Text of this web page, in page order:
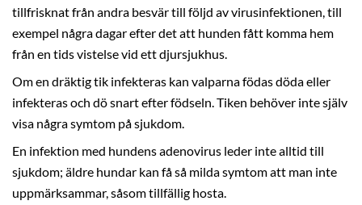
tillfrisknat från andra besvär till följd av virusinfektionen, till
exempel några dagar efter det att hunden fått komma hem
från en tids vistelse vid ett djursjukhus.
Om en dräktig tik infekteras kan valparna födas döda eller
infekteras och dö snart efter födseln. Tiken behöver inte själv
visa några symtom på sjukdom.
En infektion med hundens adenovirus leder inte alltid till
sjukdom; äldre hundar kan få så milda symtom att man inte
uppmärksammar, såsom tillfällig hosta.